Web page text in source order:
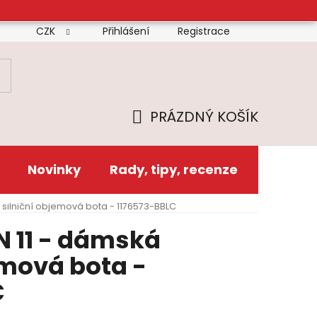
Doprava Platba Reklamační řád
CZK Přihlášení Registrace
KOŠÍK
PRÁZDNÝ KOŠÍK
Novinky Rady, tipy, recenze
silniční objemová bota - 1176573-BBLC
11 - dámská
bota -